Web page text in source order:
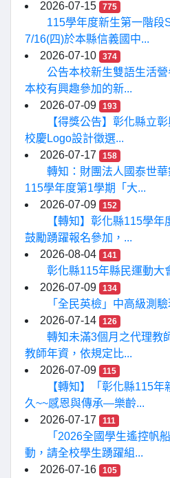
2026-07-15
775
115學年度新生第一階段
7/16(四)於本縣信義國中...
2026-07-10
374
公告本校新生雙語生活
本校有興趣參加的新...
2026-07-09
193
【得獎公告】彰化縣立
校慶Logo設計徵選...
2026-07-17
158
轉知：財團法人國泰世
115學年度第1學期「大...
2026-07-09
152
【轉知】彰化縣115學年
鼓勵踴躍報名參加，...
2026-08-04
141
彰化縣115年縣民運動大
2026-07-09
134
「全民英檢」中高級測
2026-07-14
126
轉知未滿3個月之代理教
教師年資，依規定比...
2026-07-09
115
【轉知】「彰化縣115
久~~感恩與傳承—樂齡...
2026-07-17
111
「2026全國學生遙控帆
動，請全校學生踴躍組...
2026-07-16
105